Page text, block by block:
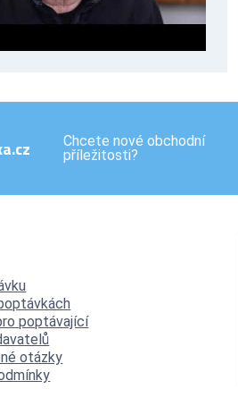
Chcete nové obchodní
příležitosti?
poptávající
otázky